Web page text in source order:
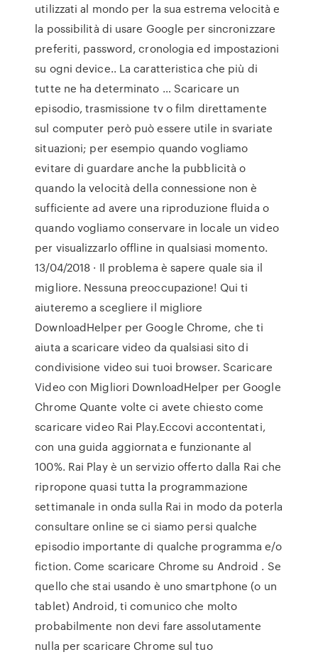
utilizzati al mondo per la sua estrema velocità e
la possibilità di usare Google per sincronizzare
preferiti, password, cronologia ed impostazioni
su ogni device.. La caratteristica che più di
tutte ne ha determinato … Scaricare un
episodio, trasmissione tv o film direttamente
sul computer però può essere utile in svariate
situazioni; per esempio quando vogliamo
evitare di guardare anche la pubblicità o
quando la velocità della connessione non è
sufficiente ad avere una riproduzione fluida o
quando vogliamo conservare in locale un video
per visualizzarlo offline in qualsiasi momento.
13/04/2018 · Il problema è sapere quale sia il
migliore. Nessuna preoccupazione! Qui ti
aiuteremo a scegliere il migliore
DownloadHelper per Google Chrome, che ti
aiuta a scaricare video da qualsiasi sito di
condivisione video sui tuoi browser. Scaricare
Video con Migliori DownloadHelper per Google
Chrome Quante volte ci avete chiesto come
scaricare video Rai Play.Eccovi accontentati,
con una guida aggiornata e funzionante al
100%. Rai Play è un servizio offerto dalla Rai che
ripropone quasi tutta la programmazione
settimanale in onda sulla Rai in modo da poterla
consultare online se ci siamo persi qualche
episodio importante di qualche programma e/o
fiction. Come scaricare Chrome su Android . Se
quello che stai usando è uno smartphone (o un
tablet) Android, ti comunico che molto
probabilmente non devi fare assolutamente
nulla per scaricare Chrome sul tuo